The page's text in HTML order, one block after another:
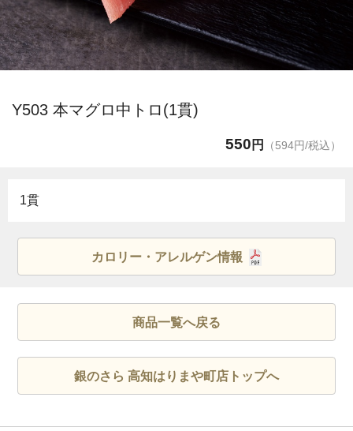
Y503 本マグロ中トロ(1貫)
550 円 （594円/税込）
1貫
カロリー・アレルゲン情報
商品一覧へ戻る
銀のさら 高知はりまや町店トップへ